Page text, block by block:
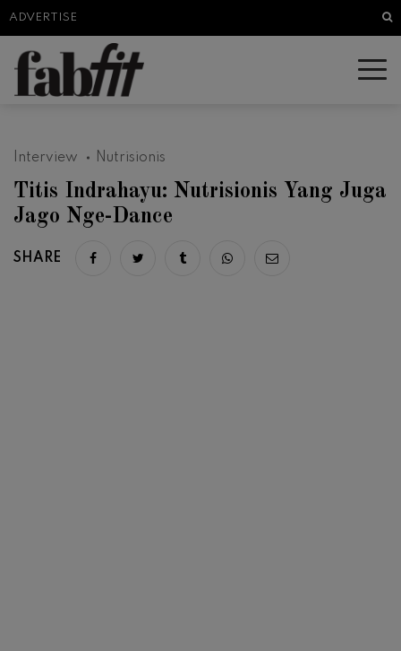
ADVERTISE
Interview Nutrisionis
Titis Indrahayu: Nutrisionis Yang Juga
Jago Nge-Dance
SHARE Share on facebook
Share on twitter
Share on tumblr
Share via whatsapp
Share via email